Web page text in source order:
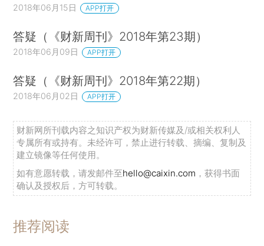
2018年06月15日 APP打开
答疑（《财新周刊》2018年第23期）
2018年06月09日 APP打开
答疑（《财新周刊》2018年第22期）
2018年06月02日 APP打开
财新网所刊载内容之知识产权为财新传媒及/或相关权利人
专属所有或持有。未经许可，禁止进行转载、摘编、复制及
建立镜像等任何使用。
如有意愿转载，请发邮件至hello@caixin.com ，获得书面
确认及授权后，方可转载。
推荐阅读